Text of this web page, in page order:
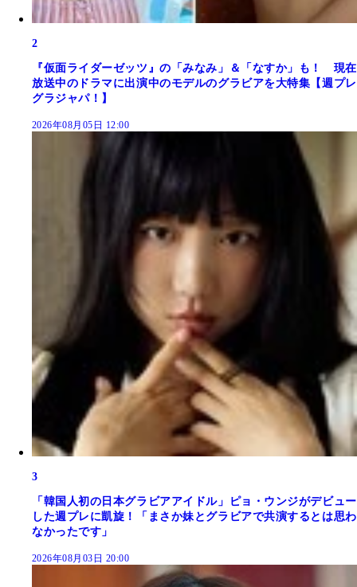
2
『仮面ライダーゼッツ』の「みなみ」＆「なすか」も！ 現在
放送中のドラマに出演中のモデルのグラビアを大特集【週プレ
グラジャパ！】
2026年08月05日 12:00
3
「韓国人初の日本グラビアアイドル」ピョ・ウンジがデビュー
した週プレに凱旋！「まさか妹とグラビアで共演するとは思わ
なかったです」
2026年08月03日 20:00